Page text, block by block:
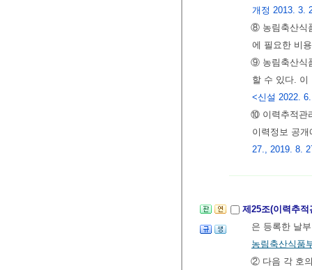
개정 2013. 3.
⑧ 농림축산식
에 필요한 비
⑨ 농림축산식
할 수 있다. 이
<신설 2022.
⑩ 이력추적관
이력정보 공
27., 2019. 8.
제25조(이력추
은 등록한 날
농림축산식품
② 다음 각 호